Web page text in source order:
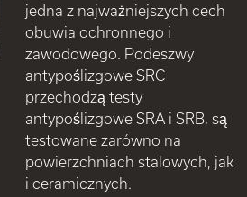
jedna z najważniejszych cech
obuwia ochronnego i
zawodowego. Podeszwy
antypoślizgowe SRC
przechodzą testy
antypoślizgowe SRA i SRB, są
testowane zarówno na
powierzchniach stalowych, jak
i ceramicznych.